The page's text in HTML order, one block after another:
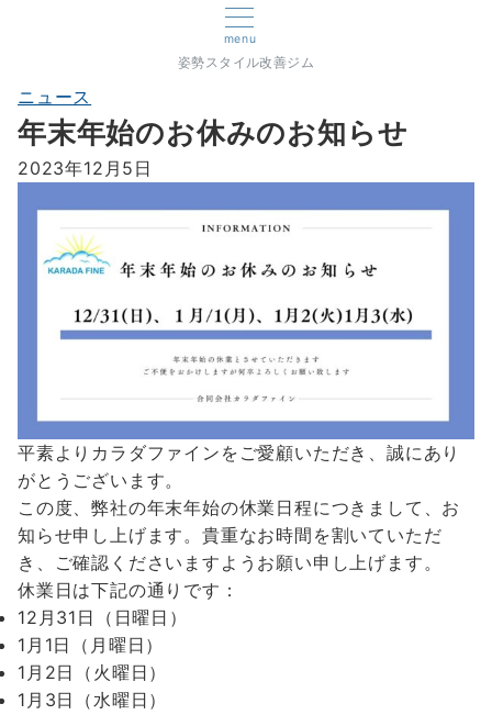
menu
姿勢スタイル改善ジム
ニュース
年末年始のお休みのお知らせ
2023年12月5日
平素よりカラダファインをご愛顧いただき、誠にあり
がとうございます。
この度、弊社の年末年始の休業日程につきまして、お
知らせ申し上げます。貴重なお時間を割いていただ
き、ご確認くださいますようお願い申し上げます。
休業日は下記の通りです：
12月31日（日曜日）
1月1日（月曜日）
1月2日（火曜日）
1月3日（水曜日）